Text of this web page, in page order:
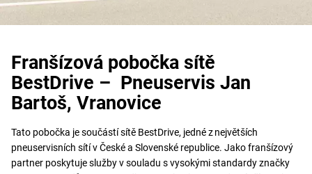
Franšízová pobočka sítě
BestDrive – Pneuservis Jan
Bartoš, Vranovice
Tato pobočka je součástí sítě BestDrive, jedné z největších
pneuservisních sítí v České a Slovenské republice. Jako franšízový
partner poskytuje služby v souladu s vysokými standardy značky